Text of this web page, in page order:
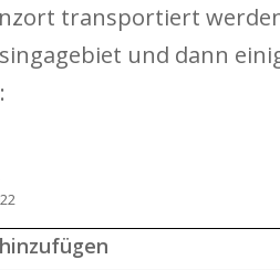
transportiert
und dann